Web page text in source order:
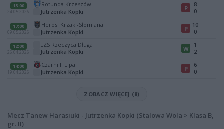
13:00
24.05.2026
Rotunda Krzeszów
Jutrzenka Kopki
P
8
0
17:00
09.05.2026
Herosi Krzaki-Słomiana
Jutrzenka Kopki
P
10
0
12:00
26.04.2026
LZS Rzeczyca Długa
Jutrzenka Kopki
W
1
2
14:00
19.04.2026
Czarni II Lipa
Jutrzenka Kopki
P
6
0
ZOBACZ WIĘCEJ (8)
Mecz Tanew Harasiuki - Jutrzenka Kopki (Stalowa Wola > Klasa B,
gr. II)